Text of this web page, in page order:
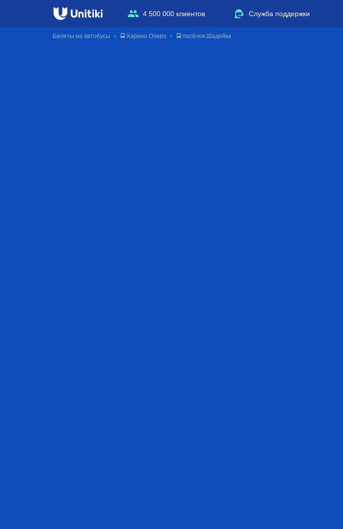
4 500 000 клиентов Служба поддержки
Билеты на автобусы 🚍 Харино Озеро 🚍 посёлок Шадейка